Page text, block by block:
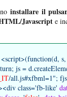
installare il
Javascript e
js =
/all.js#xfbml=1";
class='fb-like'